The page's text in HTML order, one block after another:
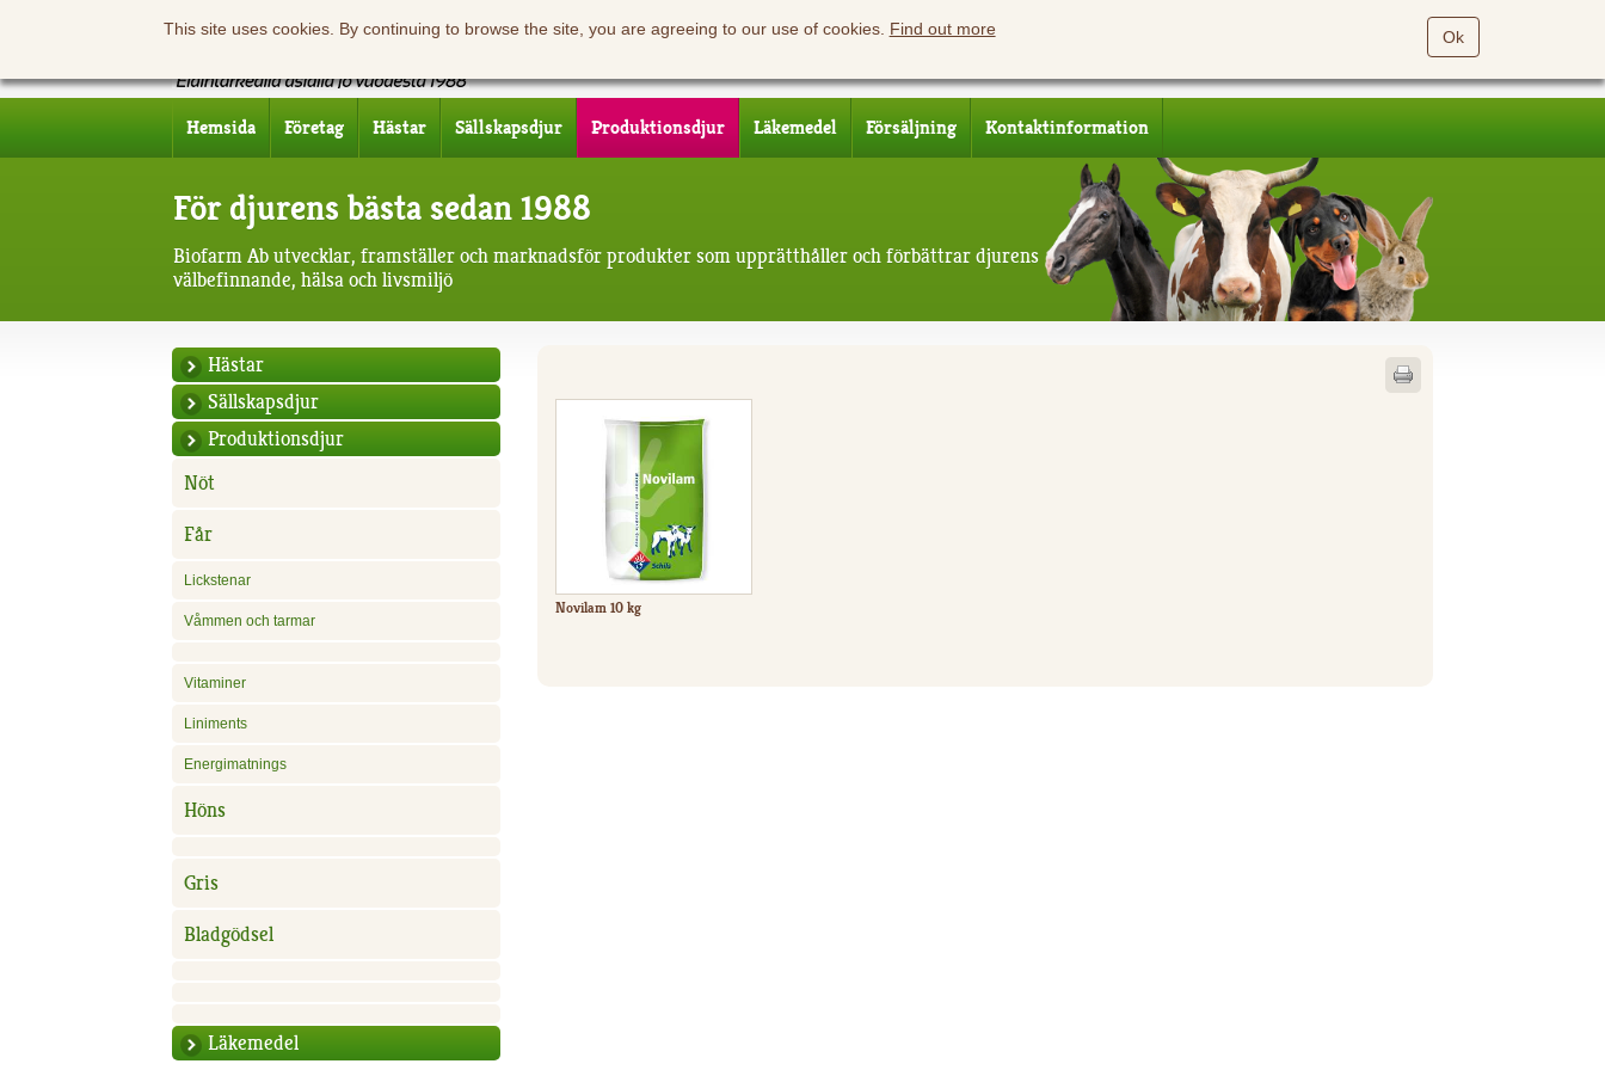
This site uses cookies. By continuing to browse the site, you are agreeing to our use of cookies. Find out more Ok
Hemsida Företag Hästar Sällskapsdjur Produktionsdjur Läkemedel Försäljning Kontaktinformation
För djurens bästa sedan 1988
Biofarm Ab utvecklar, framställer och marknadsför produkter som upprätthåller och förbättrar djurens
välbefinnande, hälsa och livsmiljö
Hästar
Sällskapsdjur
Produktionsdjur
Nöt
Får
Lickstenar
Våmmen och tarmar
Vitaminer
Liniments
Energimatnings
Höns
Gris
Bladgödsel
Läkemedel
Novilam 10 kg